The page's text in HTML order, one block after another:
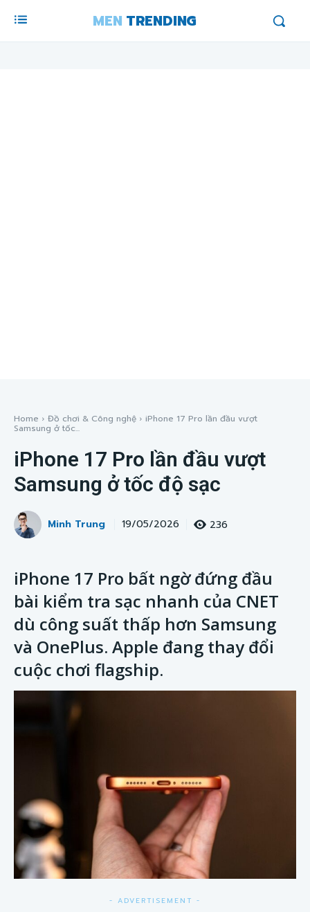
MEN TRENDING
Home Đồ chơi & Công nghệ iPhone 17 Pro lần đầu vượt
Samsung ở tốc...
iPhone 17 Pro lần đầu vượt
Samsung ở tốc độ sạc
Minh Trung 19/05/2026 236
iPhone 17 Pro bất ngờ đứng đầu
bài kiểm tra sạc nhanh của CNET
dù công suất thấp hơn Samsung
và OnePlus. Apple đang thay đổi
cuộc chơi flagship.
- ADVERTISEMENT -